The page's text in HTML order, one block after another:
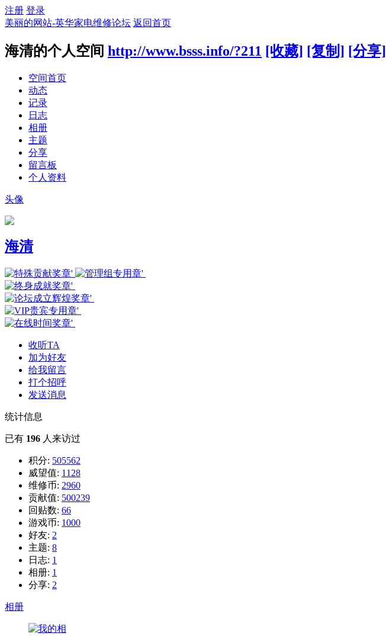
注册 登录
美丽的网站-英华家电维修论坛 返回首页
海清的个人空间 http://www.bsss.info/?211 [收藏] [复制] [分享]
空间首页
动态
记录
日志
相册
主题
分享
留言板
个人资料
头像
海清
收听TA
加为好友
给我留言
打个招呼
发送消息
统计信息
已有 196 人来访过
积分: 505562
威望值: 1128
维修币: 2960
贡献值: 500239
回贴数: 66
游戏币: 1000
好友: 2
主题: 8
日志: 1
相册: 1
分享: 2
相册